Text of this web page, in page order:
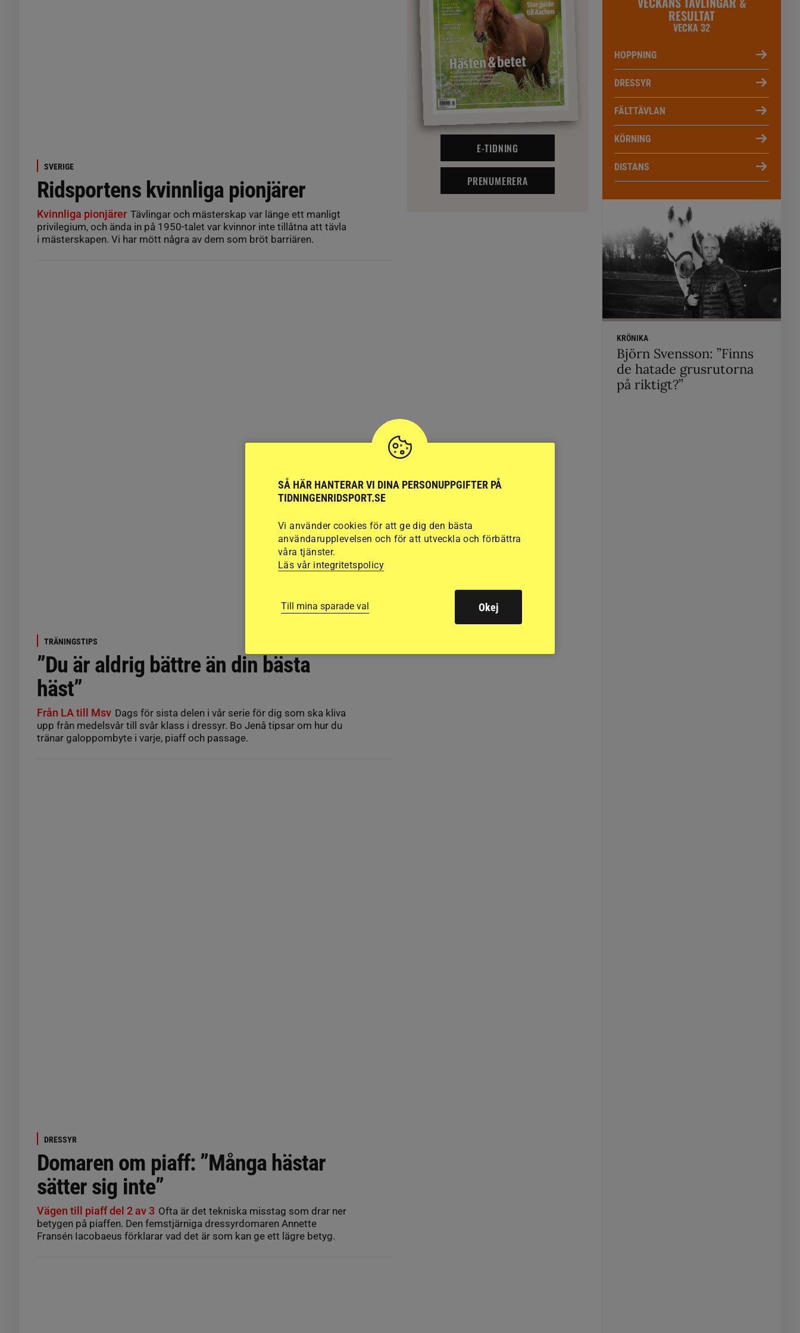
SVERIGE
Ridsportens kvinnliga pionjärer
Kvinnliga pionjärer Tävlingar och mästerskap var länge ett manligt
privilegium, och ända in på 1950-talet var kvinnor inte tillåtna att tävla
i mästerskapen. Vi har mött några av dem som bröt barriären.
TRÄNINGSTIPS
”Du är aldrig bättre än din bästa
häst”
Från LA till Msv Dags för sista delen i vår serie för dig som ska kliva
upp från medelsvår till svår klass i dressyr. Bo Jenå tipsar om hur du
tränar galoppombyte i varje, piaff och passage.
DRESSYR
Domaren om piaff: ”Många hästar
sätter sig inte”
Vägen till piaff del 2 av 3 Ofta är det tekniska misstag som drar ner
betygen på piaffen. Den femstjärniga dressyrdomaren Annette
Fransén Iacobaeus förklarar vad det är som kan ge ett lägre betyg.
E-TIDNING
PRENUMERERA
RESULTAT
VECKA 32
HOPPNING
DRESSYR
FÄLTTÄVLAN
KÖRNING
DISTANS
KRÖNIKA
Björn Svensson: ”Finns
de hatade grusrutorna
på riktigt?”
SÅ HÄR HANTERAR VI DINA PERSONUPPGIFTER PÅ
TIDNINGENRIDSPORT.SE
Vi använder cookies för att ge dig den bästa
användarupplevelsen och för att utveckla och förbättra
våra tjänster.
Läs vår integritetspolicy
Till mina sparade val Okej